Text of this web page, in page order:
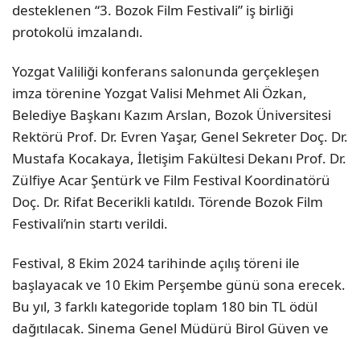
desteklenen “3. Bozok Film Festivali” iş birliği
protokolü imzalandı.
Yozgat Valiliği konferans salonunda gerçekleşen
imza törenine Yozgat Valisi Mehmet Ali Özkan,
Belediye Başkanı Kazım Arslan, Bozok Üniversitesi
Rektörü Prof. Dr. Evren Yaşar, Genel Sekreter Doç. Dr.
Mustafa Kocakaya, İletişim Fakültesi Dekanı Prof. Dr.
Zülfiye Acar Şentürk ve Film Festival Koordinatörü
Doç. Dr. Rifat Becerikli katıldı. Törende Bozok Film
Festivali’nin startı verildi.
Festival, 8 Ekim 2024 tarihinde açılış töreni ile
başlayacak ve 10 Ekim Perşembe günü sona erecek.
Bu yıl, 3 farklı kategoride toplam 180 bin TL ödül
dağıtılacak. Sinema Genel Müdürü Birol Güven ve